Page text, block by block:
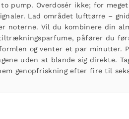
pump. Overdosér ikke; for
Lad området lufttørre –
noterne. Vil du kombinere din
, påfører du
og venter et par minutter.
uden at blande sig direkte.
genopfriskning efter fire til